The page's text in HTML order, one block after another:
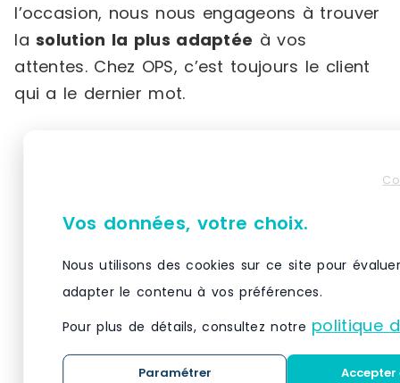
l’occasion, nous nous engageons à trouver
lasolution la plus adaptée à vos
attentes. Chez OPS, c’est toujours le client
qui a le dernier mot.
Vos données, votre choix.
Nous utilisons des cookies sur ce site pour
adapter le contenu à vos préférences.
Pour plus de détails, consultez notre politique
Paramétrer